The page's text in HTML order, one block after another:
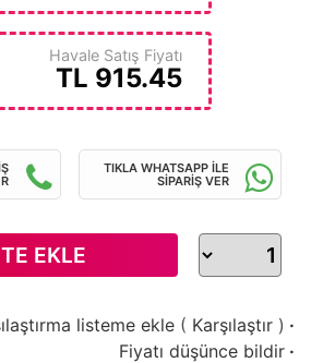
Havale Satış Fiyatı
915.45
TIKLA WHATSAPP İLE
SİPARİŞ VER
EKLE
·
listeme ekle ( Karşılaştır )
·
Fiyatı düşünce bildir